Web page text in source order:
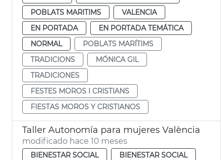
POBLATS MARITIMS
VALENCIA
EN PORTADA
EN PORTADA TEMÁTICA
NORMAL
POBLATS MARÍTIMS
TRADICIONS
MÓNICA GIL
TRADICIONES
FESTES MOROS I CRISTIANS
FIESTAS MOROS Y CRISTIANOS
Taller Autonomía para mujeres València
modificado hace 10 meses
BIENESTAR SOCIAL
BIENESTAR SOCIAL